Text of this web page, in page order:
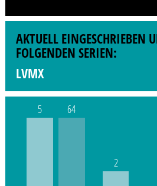
AKTUELL EINGESCHRIEBEN
FOLGENDEN SERIEN:
LVMX
5 64
2